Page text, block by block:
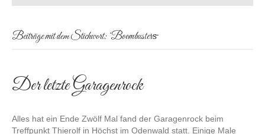
Beiträge mit dem Stichwort: ‘Boombusters̵
Der letzte Garagenrock
Alles hat ein Ende Zwölf Mal fand der Garagenrock beim
Treffpunkt Thierolf in Höchst im Odenwald statt. Einige Male